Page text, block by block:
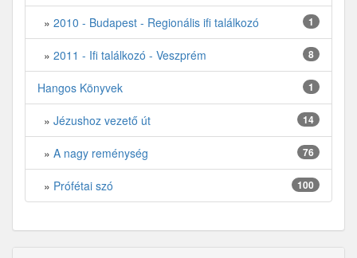
1
» 2010 - Budapest - Regionális ifi találkozó
8
» 2011 - Ifi találkozó - Veszprém
1
Hangos Könyvek
14
» Jézushoz vezető út
76
» A nagy reménység
100
» Prófétai szó